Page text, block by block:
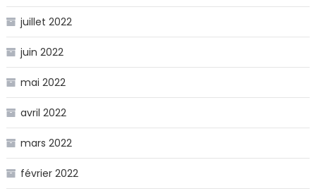
juillet 2022
juin 2022
mai 2022
avril 2022
mars 2022
février 2022